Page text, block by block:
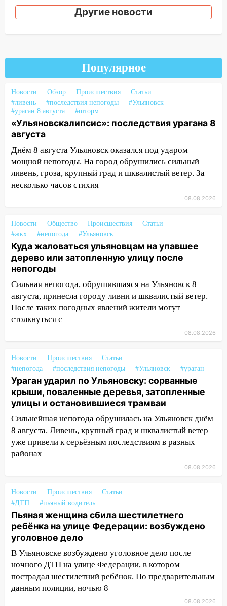
Ульяновской области подали более 10
тысяч заявлений
затопленные улицы
Ураган вырвал остановку на улице
14:26
Жители Ульяновска сами
пытаются расчистить ливнёвки, не
дождавшись коммунальщиков
14:16
Шторм продолжает ломать город:
на улице Любови Шевцовой рухнул
светофор
14:14 Студента из Ульяновска обманули
мошенники под видом преподавателя
упавшее дерево или затопленную улицу
после непогоды
13:59 В Новом городе ураганным
ветром сорвало опалубку со
строящегося дома
13:54 В мэрии Ульяновска рассказали,
как устраняют последствия мощного
шторма
Орджоникидзе
13:47 На Нижней Террасе мощным
ветром вырвало дерево с корнем
13:46
Сильный ветер сорвал крышу с
СТО на проспекте Созидателей
13:35 Непогода продолжает бить по
транспорту: в Ульяновске трамвай
дороги в Ульяновске: фото
13:17
Непогода в Ульяновске не
закончится сегодня: сильные ливни
сохранятся 9 августа
13:15 Трижды «брал в долг» без спроса:
житель Вешкаймского района похитил у
знакомого 191 тысячу рублей
13:14 Ураган оторвал светофор на
Другие новости
Популярное
Новости Обзор Происшествия
Статьи
#ливень
#последствия непогоды
#Ульяновск
#ураган 8 августа
#шторм
«Ульяновскалипсис»: последствия урагана 8
августа
Днём 8 августа Ульяновск оказался под ударом
мощной непогоды. На город обрушились сильный
ливень, гроза, крупный град и шквалистый ветер. За
несколько часов стихия
08.08.2026
Новости Общество Происшествия
Статьи
#жкх
#непогода #Ульяновск
Куда жаловаться ульяновцам на упавшее
дерево или затопленную улицу после
непогоды
Сильная непогода, обрушившаяся на Ульяновск 8
августа, принесла городу ливни и шквалистый ветер.
После таких погодных явлений жители могут
столкнуться с
08.08.2026
Новости Происшествия
Статьи
#непогода
#последствия непогоды #Ульяновск #ураган
Ураган ударил по Ульяновску: сорванные
крыши, поваленные деревья, затопленные
улицы и остановившиеся трамваи
Сильнейшая непогода обрушилась на Ульяновск днём
8 августа. Ливень, крупный град и шквалистый ветер
уже привели к серьёзным последствиям в разных
районах
08.08.2026
Новости Происшествия
Статьи
#ДТП
#пьяный водитель
Пьяная женщина сбила шестилетнего
ребёнка на улице Федерации: возбуждено
уголовное дело
В Ульяновске возбуждено уголовное дело после
ночного ДТП на улице Федерации, в котором
пострадал шестилетний ребёнок. По предварительным
данным полиции, ночью 8
08.08.2026